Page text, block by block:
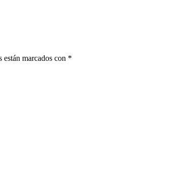
marcados con *